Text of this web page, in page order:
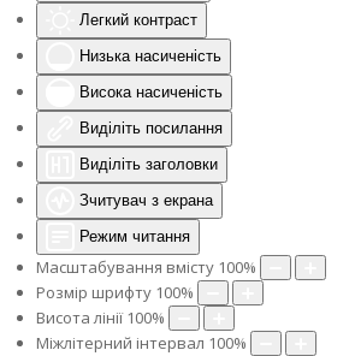
Легкий контраст
Низька насиченість
Висока насиченість
Виділіть посилання
Виділіть заголовки
Зчитувач з екрана
Режим читання
Масштабування вмісту 100%
Розмір шрифту 100%
Висота лінії 100%
Міжлітерний інтервал 100%